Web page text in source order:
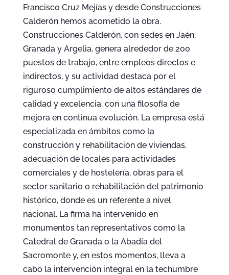
Francisco Cruz Mejías y desde Construcciones
Calderón hemos acometido la obra.
Construcciones Calderón, con sedes en Jaén,
Granada y Argelia, genera alrededor de 200
puestos de trabajo, entre empleos directos e
indirectos, y su actividad destaca por el
riguroso cumplimiento de altos estándares de
calidad y excelencia, con una filosofía de
mejora en continua evolución. La empresa está
especializada en ámbitos como la
construcción y rehabilitación de viviendas,
adecuación de locales para actividades
comerciales y de hostelería, obras para el
sector sanitario o rehabilitación del patrimonio
histórico, donde es un referente a nivel
nacional. La firma ha intervenido en
monumentos tan representativos como la
Catedral de Granada o la Abadía del
Sacromonte y, en estos momentos, lleva a
cabo la intervención integral en la techumbre